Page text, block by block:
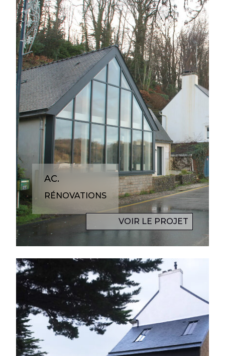
AC.
RÉNOVATIONS
VOIR LE PROJET